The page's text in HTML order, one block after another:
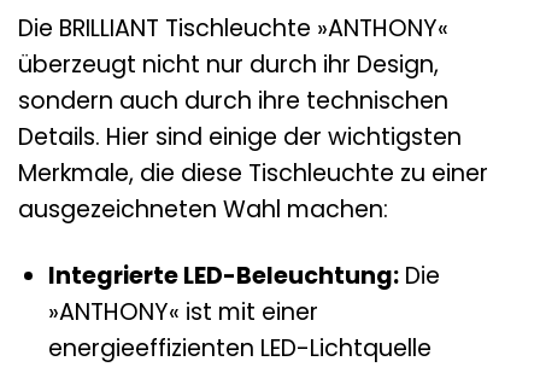
Die BRILLIANT Tischleuchte »ANTHONY«
überzeugt nicht nur durch ihr Design,
sondern auch durch ihre technischen
Details. Hier sind einige der wichtigsten
Merkmale, die diese Tischleuchte zu einer
ausgezeichneten Wahl machen:
Integrierte LED-Beleuchtung:Die
»ANTHONY« ist mit einer
energieeffizienten LED-Lichtquelle